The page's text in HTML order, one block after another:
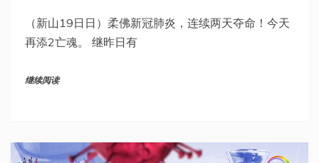
（新山19日日）柔佛新冠肺炎，连续两天夺命！今天
再添2亡魂。 继昨日有
继续阅读